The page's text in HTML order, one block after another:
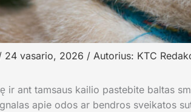
24 vasario, 2026 / Autorius: KTC
ir ant tamsaus kailio pastebite baltas
apie odos ar bendros sveikatos